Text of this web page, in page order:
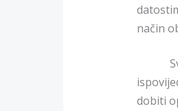
način
dobiti